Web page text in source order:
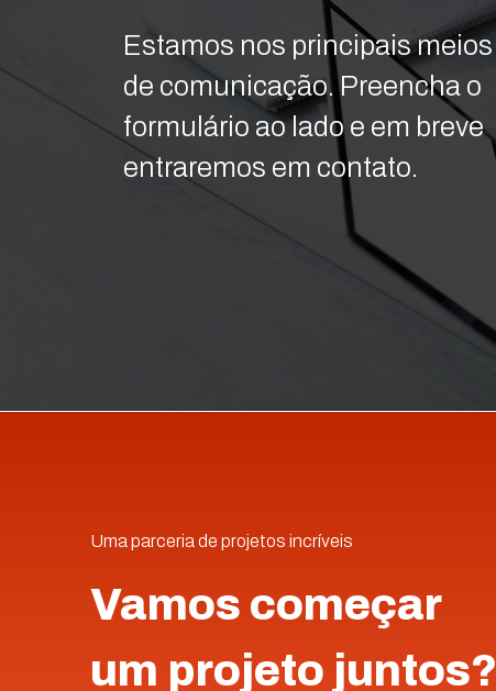
Estamos nos principais meios
de comunicação. Preencha o
formulário ao lado e em breve
entraremos em contato.
Uma parceria de projetos incríveis
Vamos começar
um projeto juntos?